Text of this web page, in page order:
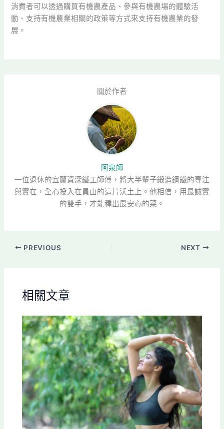
消費者可以透過購買有機農產品、參與有機農場的體驗活
動、支持有機農業相關的政策等方式來支持有機農業的發
展。
關於作者
阿泉師
一位退休的宜蘭資深鐵工師傅，將大半輩子鍛造鋼鐵的專注
與實在，全心投入在員山的這片沃土上。他相信，用最誠實
的雙手，才能種出最安心的菜。
PREVIOUS NEXT
相關文章